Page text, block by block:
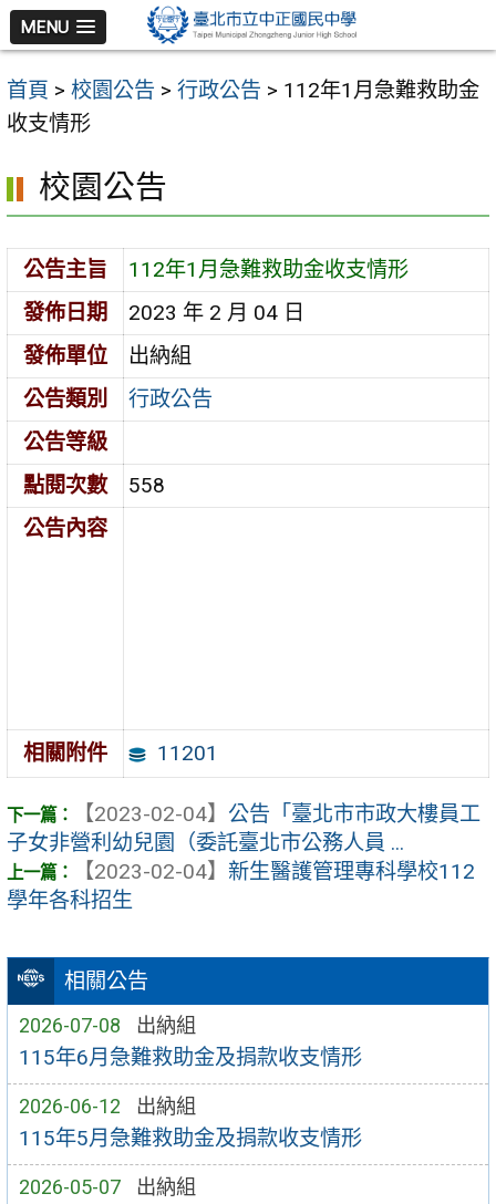
跳
至
主
要
容
區
MENU
首頁 > 校園公告 > 行政公告 > 112年1月急難救助金
收支情形
相關公告
2026-07-08 出納組
115年6月急難救助金及捐款收支情形
2026-06-12 出納組
115年5月急難救助金及捐款收支情形
2026-05-07 出納組
校園公告
公告主旨
112年1月急難救助金收支情形
發佈日期
2023 年 2 月 04 日
發佈單位
出納組
公告類別
行政公告
公告等級
點閱次數
558
公告內容
相關附件 11201
【2023-02-04】 公告「臺北市市政大樓員工
子女非營利幼兒園（委託臺北市公務人員 ...
【2023-02-04】 新生醫護管理專科學校112
學年各科招生